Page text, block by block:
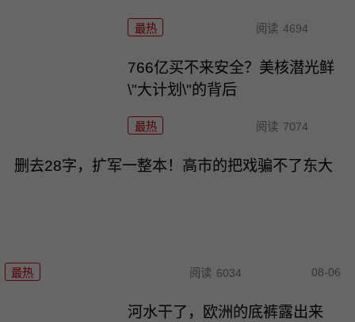
最热 阅读 4694
766亿买不来安全？美核潜光鲜
\"大计划\"的背后
最热 阅读 7074
删去28字，扩军一整本！高市的把戏骗不了东大
最热 阅读 6034 08-06
河水干了，欧洲的底裤露出来